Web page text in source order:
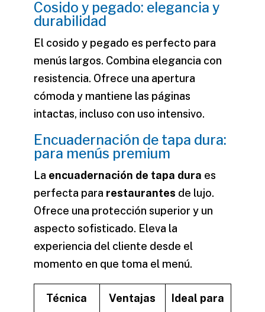
Cosido y pegado: elegancia y
durabilidad
El cosido y pegado es perfecto para
menús largos. Combina elegancia con
resistencia. Ofrece una apertura
cómoda y mantiene las páginas
intactas, incluso con uso intensivo.
Encuadernación de tapa dura:
para menús premium
La encuadernación de tapa dura es
perfecta para restaurantes de lujo.
Ofrece una protección superior y un
aspecto sofisticado. Eleva la
experiencia del cliente desde el
momento en que toma el menú.
Técnica Ventajas Ideal para